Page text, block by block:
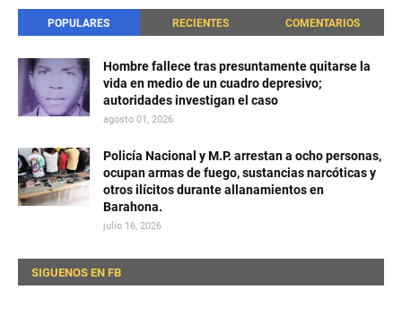
POPULARES RECIENTES COMENTARIOS
Hombre fallece tras presuntamente quitarse la
vida en medio de un cuadro depresivo;
autoridades investigan el caso
agosto 01, 2026
Policía Nacional y M.P. arrestan a ocho personas,
ocupan armas de fuego, sustancias narcóticas y
otros ilícitos durante allanamientos en
Barahona.
julio 16, 2026
SIGUENOS EN FB